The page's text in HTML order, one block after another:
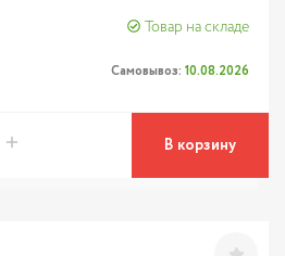
Товар на складе
Самовывоз: 10.08.2026
В корзину